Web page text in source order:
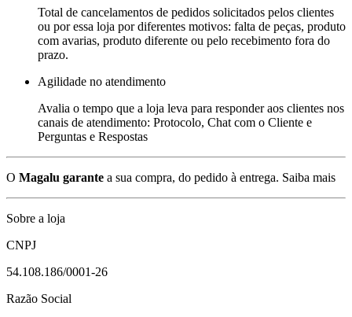
Total de cancelamentos de pedidos solicitados pelos clientes
ou por essa loja por diferentes motivos: falta de peças, produto
com avarias, produto diferente ou pelo recebimento fora do
prazo.
Agilidade no atendimento
Avalia o tempo que a loja leva para responder aos clientes nos
canais de atendimento: Protocolo, Chat com o Cliente e
Perguntas e Respostas
O Magalu garante a sua compra, do pedido à entrega. Saiba mais
Sobre a loja
CNPJ
54.108.186/0001-26
Razão Social